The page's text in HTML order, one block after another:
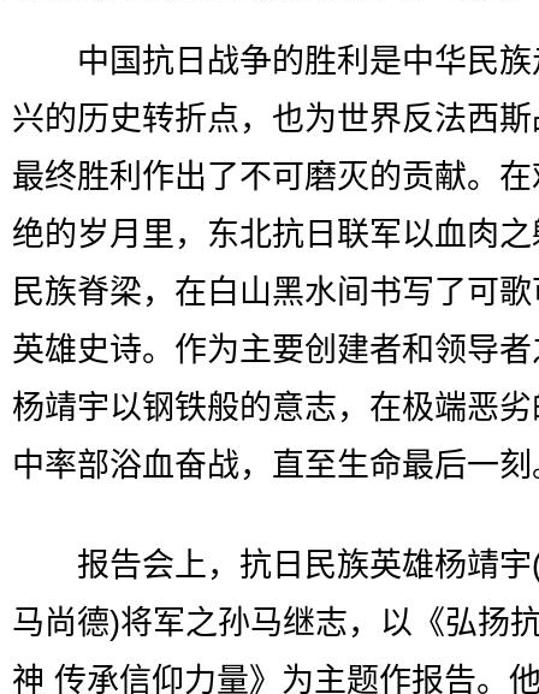
中国抗日战争的胜利是中华民族
兴的历史转折点，也为世界反法西
最终胜利作出了不可磨灭的贡献。
绝的岁月里，东北抗日联军以血肉
民族脊梁，在白山黑水间书写了可
英雄史诗。作为主要创建者和领导
杨靖宇以钢铁般的意志，在极端恶
中率部浴血奋战，直至生命最后一刻
报告会上，抗日民族英雄杨靖宇
马尚德)将军之孙马继志，以《弘扬
神 传承信仰力量》为主题作报告。